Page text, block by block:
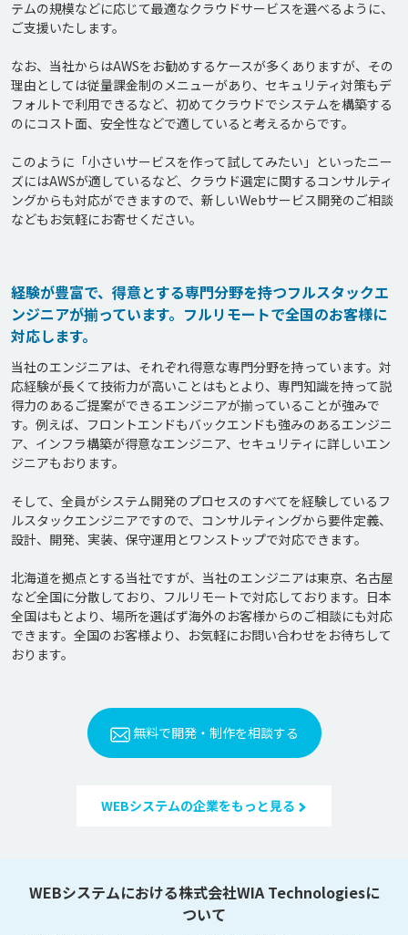
テムの規模などに応じて最適なクラウドサービスを選べるように、
ご支援いたします。
なお、当社からはAWSをお勧めするケースが多くありますが、その
理由としては従量課金制のメニューがあり、セキュリティ対策もデ
フォルトで利用できるなど、初めてクラウドでシステムを構築する
のにコスト面、安全性などで適していると考えるからです。
このように「小さいサービスを作って試してみたい」といったニー
ズにはAWSが適しているなど、クラウド選定に関するコンサルティ
ングからも対応ができますので、新しいWebサービス開発のご相談
などもお気軽にお寄せください。
経験が豊富で、得意とする専門分野を持つフルスタックエ
ンジニアが揃っています。フルリモートで全国のお客様に
対応します。
当社のエンジニアは、それぞれ得意な専門分野を持っています。対
応経験が長くて技術力が高いことはもとより、専門知識を持って説
得力のあるご提案ができるエンジニアが揃っていることが強みで
す。例えば、フロントエンドもバックエンドも強みのあるエンジニ
ア、インフラ構築が得意なエンジニア、セキュリティに詳しいエン
ジニアもおります。
そして、全員がシステム開発のプロセスのすべてを経験しているフ
ルスタックエンジニアですので、コンサルティングから要件定義、
設計、開発、実装、保守運用とワンストップで対応できます。
北海道を拠点とする当社ですが、当社のエンジニアは東京、名古屋
など全国に分散しており、フルリモートで対応しております。日本
全国はもとより、場所を選ばず海外のお客様からのご相談にも対応
できます。全国のお客様より、お気軽にお問い合わせをお待ちして
無料で開発・制作を相談する
WEBシステムの企業をもっと見る
WEBシステムにおける株式会社WIA Technologiesに
ついて